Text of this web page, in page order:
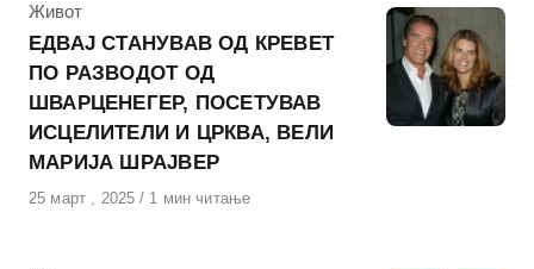
КАтегорија
Живот
ЕДВАЈ СТАНУВАВ ОД КРЕВЕТ
ПО РАЗВОДОТ ОД
ШВАРЦЕНЕГЕР, ПОСЕТУВАВ
ИСЦЕЛИТЕЛИ И ЦРКВА, ВЕЛИ
МАРИЈА ШРАЈВЕР
Објавено
25 март , 2025 1 мин читање